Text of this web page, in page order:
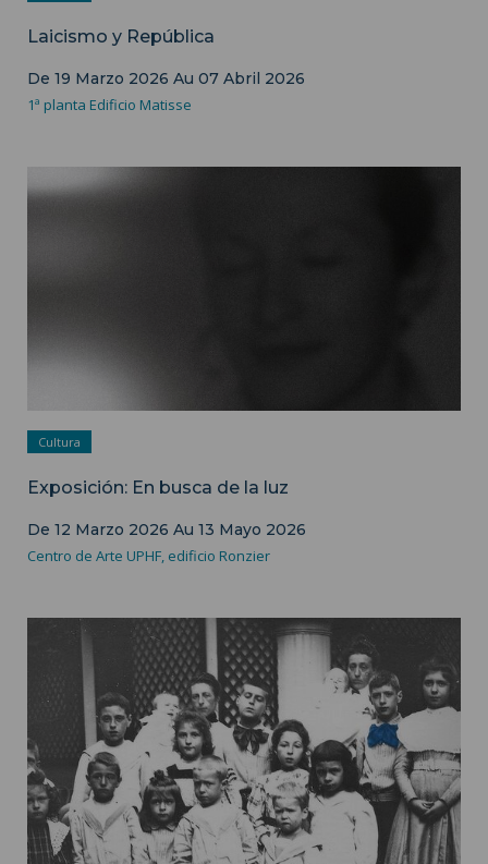
Laicismo y República
De 19 Marzo 2026 Au 07 Abril 2026
1ª planta Edificio Matisse
Cultura
Exposición: En busca de la luz
De 12 Marzo 2026 Au 13 Mayo 2026
Centro de Arte UPHF, edificio Ronzier
Charles de Gaulle con sus primos en Lille -
MNCDG/CD59/Fondos JM